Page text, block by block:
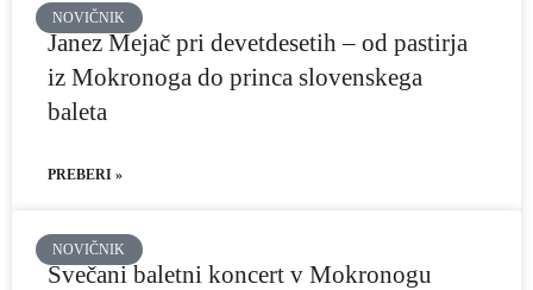
NOVIČNIK
Janez Mejač pri devetdesetih – od pastirja
iz Mokronoga do princa slovenskega
baleta
PREBERI »
NOVIČNIK
Svečani baletni koncert v Mokronogu